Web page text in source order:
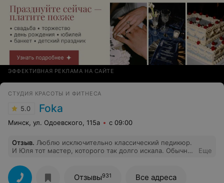
ЭФФЕКТИВНАЯ РЕКЛАМА НА САЙТЕ
СТУДИЯ КРАСОТЫ И ФИТНЕСА
5.0 Foka
Минск, ул. Одоевского, 115а с 09:00
Отзыв. Люблю исключительно классический педикюр.
И Юля тот мастер, которого так долго искала. Обычно
было ни одного замечания.
Еще
Отзывы931 Все адреса